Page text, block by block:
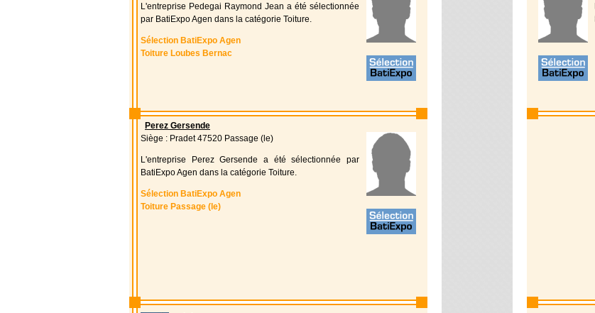
L'entreprise Pedegai Raymond Jean a été sélectionnée
par BatiExpo Agen dans la catégorie Toiture.
Sélection BatiExpo Agen
Toiture Loubes Bernac
Perez Gersende
Siège : Pradet 47520 Passage (le)
L'entreprise Perez Gersende a été sélectionnée par
BatiExpo Agen dans la catégorie Toiture.
Sélection BatiExpo Agen
Toiture Passage (le)